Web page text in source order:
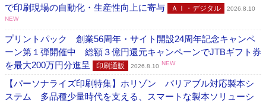
で印刷現場の自動化・生産性向上に寄与
ＡＩ・デジタル
2026.8.10
NEW
プリントパック 創業56周年・サイト開設24周年記念キャンペ
ーン第１弾開催中 総額３億円還元キャンペーンでJTBギフト券
を最大200万円分進呈
印刷通販 2026.8.10 NEW
【パーソナライズ印刷特集】ホリゾン バリアブル対応製本シ
ステム 多品種少量時代を支える、スマートな製本ソリューシ